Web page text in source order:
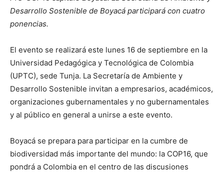
Desarrollo Sostenible de Boyacá participará con cuatro
ponencias.
El evento se realizará este lunes 16 de septiembre en la
Universidad Pedagógica y Tecnológica de Colombia
(UPTC), sede Tunja. La Secretaría de Ambiente y
Desarrollo Sostenible invitan a empresarios, académicos,
organizaciones gubernamentales y no gubernamentales
y al público en general a unirse a este evento.
Boyacá se prepara para participar en la cumbre de
biodiversidad más importante del mundo: la COP16, que
pondrá a Colombia en el centro de las discusiones